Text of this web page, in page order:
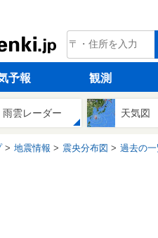
tenki.jp
予報 観測
雨雲レーダー 天気図
地震情報 震央分布図 過去の一